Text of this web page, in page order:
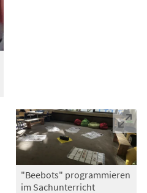
"Beebots" programmieren
im Sachunterricht